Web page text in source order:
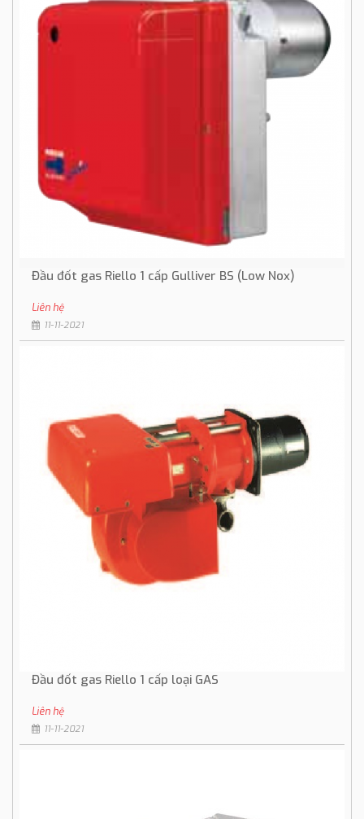
Đầu đốt gas Riello 1 cấp Gulliver BS (Low Nox)
Liên hệ
11-11-2021
Đầu đốt gas Riello 1 cấp loại GAS
Liên hệ
11-11-2021